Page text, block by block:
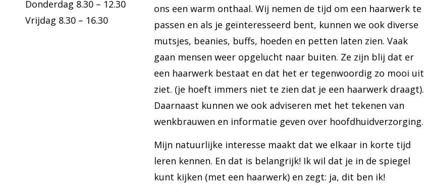
Donderdag 8.30 – 12.30
Vrijdag 8.30 – 16.30
ons een warm onthaal. Wij nemen de tijd om een haarwerk te
passen en als je geïnteresseerd bent, kunnen we ook diverse
mutsjes, beanies, buffs, hoeden en petten laten zien. Vaak
gaan mensen weer opgelucht naar buiten. Ze zijn blij dat er
een haarwerk bestaat en dat het er tegenwoordig zo mooi uit
ziet. (je hoeft immers niet te zien dat je een haarwerk draagt).
Daarnaast kunnen we ook adviseren met het tekenen van
wenkbrauwen en informatie geven over hoofdhuidverzorging.
Mijn natuurlijke interesse maakt dat we elkaar in korte tijd
leren kennen. En dat is belangrijk! Ik wil dat je in de spiegel
kunt kijken (met een haarwerk) en zegt: ja, dit ben ik!